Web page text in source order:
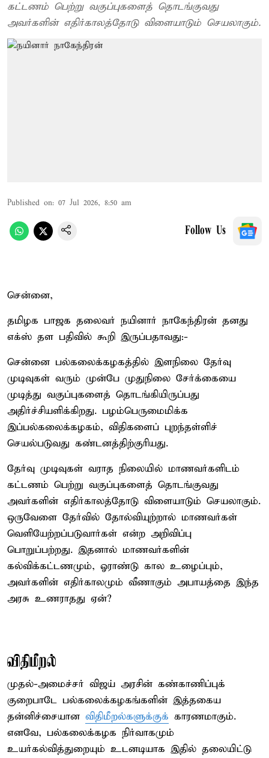
கட்டணம் பெற்று வகுப்புகளைத் தொடங்குவது
அவர்களின் எதிர்காலத்தோடு விளையாடும் செயலாகும்.
Published on: 07 Jul 2026, 8:50 am
Follow Us
சென்னை,
தமிழக பாஜக தலைவர் நயினார் நாகேந்திரன் தனது
எக்ஸ் தள பதிவில் கூறி இருப்பதாவது:-
சென்னை பல்கலைக்கழகத்தில் இளநிலை தேர்வு
முடிவுகள் வரும் முன்பே முதுநிலை சேர்க்கையை
முடித்து வகுப்புகளைத் தொடங்கியிருப்பது
அதிர்ச்சியளிக்கிறது. பழம்பெருமைமிக்க
இப்பல்கலைக்கழகம், விதிகளைப் புறந்தள்ளிச்
செயல்படுவது கண்டனத்திற்குரியது.
தேர்வு முடிவுகள் வராத நிலையில் மாணவர்களிடம்
கட்டணம் பெற்று வகுப்புகளைத் தொடங்குவது
அவர்களின் எதிர்காலத்தோடு விளையாடும் செயலாகும்.
ஒருவேளை தேர்வில் தோல்வியுற்றால் மாணவர்கள்
வெளியேற்றப்படுவார்கள் என்ற அறிவிப்பு
பொறுப்பற்றது. இதனால் மாணவர்களின்
கல்விக்கட்டணமும், ஓராண்டு கால உழைப்பும்,
அவர்களின் எதிர்காலமும் வீணாகும் அபாயத்தை இந்த
அரசு உணராதது ஏன்?
விதிமீறல்
முதல்-அமைச்சர் விஜய் அரசின் கண்காணிப்புக்
குறைபாடே பல்கலைக்கழகங்களின் இத்தகைய
தன்னிச்சையான விதிமீறல்களுக்குக் காரணமாகும்.
எனவே, பல்கலைக்கழக நிர்வாகமும்
உயர்கல்வித்துறையும் உடனடியாக இதில் தலையிட்டு